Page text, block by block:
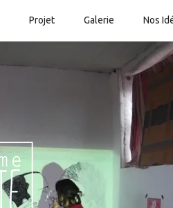
Projet Galerie Nos